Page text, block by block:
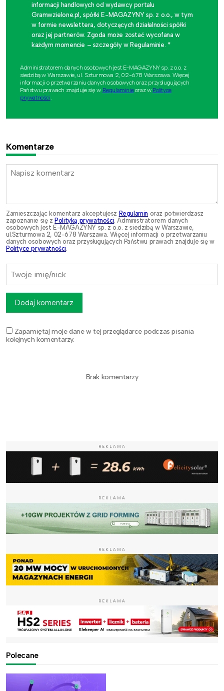
informacji handlowych od wydawcy portalu
Gramwzielone.pl, spółki E-MAGAZYNY sp. z o.o., w tym
w formie newslettera, dotyczących działalności spółki
oraz jej partnerów. Zgoda może zostać wycofana w
każdym momencie – szczegóły w Regulaminie. *
Administratorem danych osobowych jest E-MAGAZYNY sp. z o.o. z
siedzibą w Warszawie, ul. Szturmowa 2, 02-678 Warszawa. Więcej
informacji o przetwarzaniu danych osobowych oraz przysługujących
Państwu prawach znajduje się w Regulaminieoraz w Polityce
prywatności
Komentarze
Zamieszczając komentarz akceptujesz Regulamin oraz potwierdzasz
zapoznanie się z Polityką prywatności. Administratorem danych
osobowych jest E-MAGAZYNY sp. z o.o. z siedzibą w Warszawie,
ul.Szturmowa 2, 02-678 Warszawa. Więcej informacji o przetwarzaniu
danych osobowych oraz przysługujących Państwu prawach znajduje się w
Polityce prywatności.
Zapamiętaj moje dane w tej przeglądarce podczas pisania
kolejnych komentarzy.
Dodaj komentarz
Brak komentarzy
REKLAMA
REKLAMA
REKLAMA
REKLAMA
Polecane